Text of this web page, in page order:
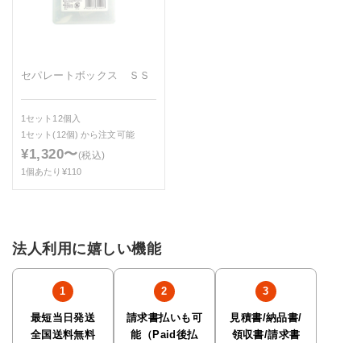
セパレートボックス ＳＳ
1セット12個入
1セット(12個)から注文可能
¥1,320〜(税込)
1個あたり¥110
法人利用に嬉しい機能
最短当日発送
全国送料無料
請求書払いも可
能（Paid後払
見積書/納品書/
領収書/請求書